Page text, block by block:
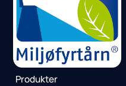
Produkter